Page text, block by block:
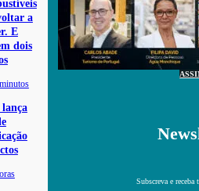
a
E
dois
lança
Subscreva e receba